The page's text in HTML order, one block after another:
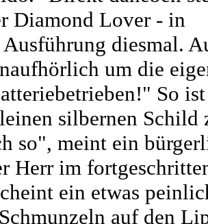
Diamond Lover - in
Ausführung diesmal.
um die
So ist
silbernen Schild
so", meint ein
Herr im
ein etwas
auf den